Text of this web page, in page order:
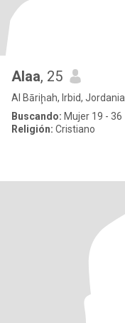
Alaa, 25
Al Bāriḩah, Irbid, Jordania
Buscando: Mujer 19 - 36
Religión: Cristiano